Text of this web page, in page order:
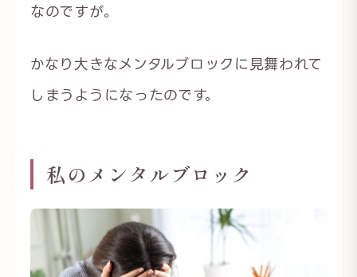
なのですが。
かなり大きなメンタルブロックに見舞われて
しまうようになったのです。
私のメンタルブロック